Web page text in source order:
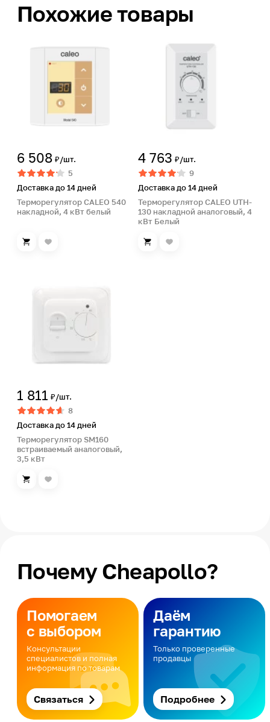
Похожие товары
6 508 ₽/шт.
5
Доставка до 14 дней
Терморегулятор CALEO 540
накладной, 4 кВт белый
4 763 ₽/шт.
9
Доставка до 14 дней
Терморегулятор CALEO UTH-
130 накладной аналоговый, 4
кВт Белый
1 811 ₽/шт.
8
Доставка до 14 дней
Терморегулятор SM160
встраиваемый аналоговый,
3,5 кВт
Почему Cheapollo?
Помогаем
с выбором
Консультации
специалистов и полная
информация по товарам
Связаться
Даём
гарантию
Только проверенные
продавцы
Подробнее